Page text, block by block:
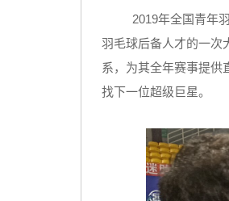
2019年全国青年
羽毛球后备人才的一次
系，为其全年赛事提供
找下一位超级巨星。